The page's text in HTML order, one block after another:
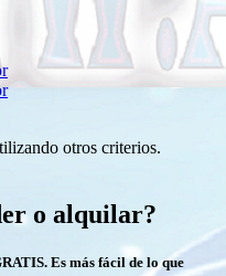
otros criterios.
o alquilar?
Es más fácil de lo que